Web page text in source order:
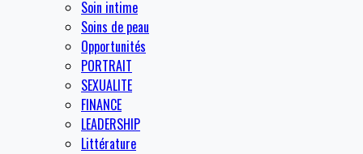
Soin intime
Soins de peau
Opportunités
PORTRAIT
SEXUALITE
FINANCE
LEADERSHIP
Littérature